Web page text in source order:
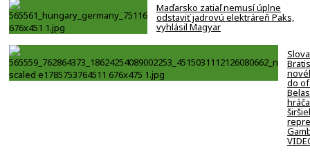
Maďarsko zatiaľ nemusí úplne
odstaviť jadrovú elektráreň Paks,
vyhlásil Magyar
do